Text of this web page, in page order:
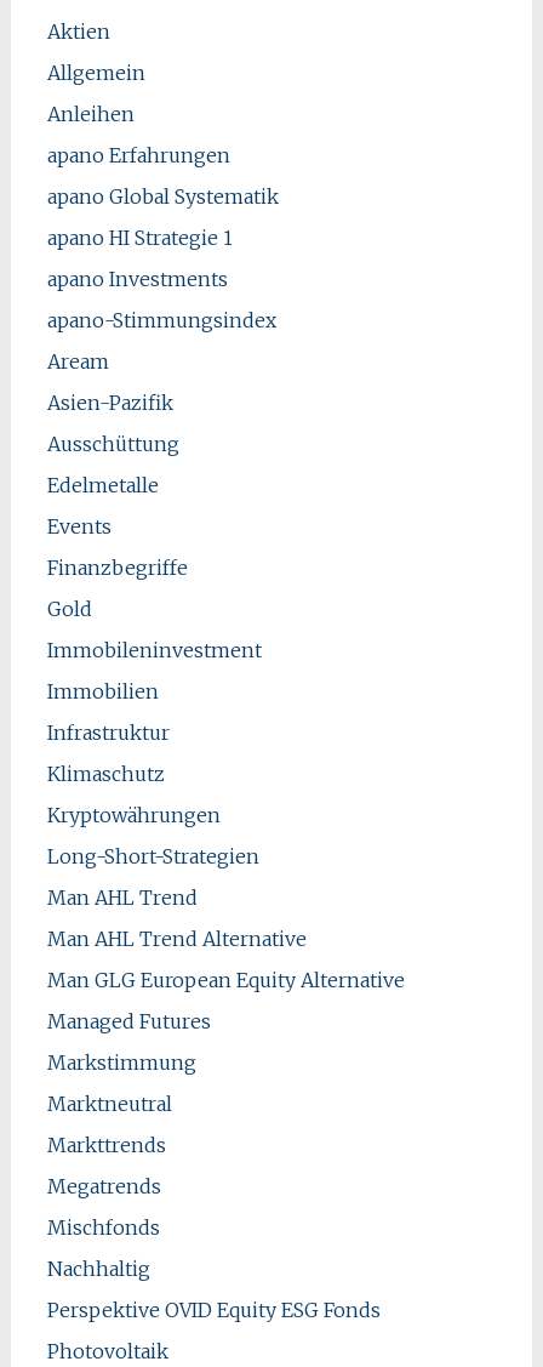
Aktien
Allgemein
Anleihen
apano Erfahrungen
apano Global Systematik
apano HI Strategie 1
apano Investments
apano-Stimmungsindex
Aream
Asien-Pazifik
Ausschüttung
Edelmetalle
Events
Finanzbegriffe
Gold
Immobileninvestment
Immobilien
Infrastruktur
Klimaschutz
Kryptowährungen
Long-Short-Strategien
Man AHL Trend
Man AHL Trend Alternative
Man GLG European Equity Alternative
Managed Futures
Markstimmung
Marktneutral
Markttrends
Megatrends
Mischfonds
Nachhaltig
Perspektive OVID Equity ESG Fonds
Photovoltaik